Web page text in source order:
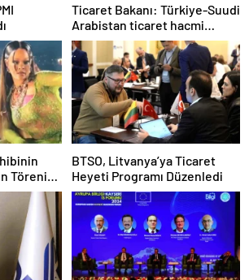
Ticaret Bakanı: Türkiye-Suudi
Arabistan ticaret hacmi
artacak
Töreni
BTSO, Litvanya’ya Ticaret
Heyeti Programı Düzenledi